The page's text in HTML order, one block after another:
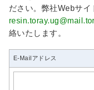
ださい。弊社Webサイ
絡いたします。
E-Mailアドレス